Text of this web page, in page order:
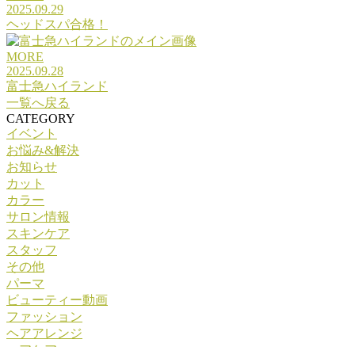
2025.09.29
ヘッドスパ合格！
MORE
2025.09.28
富士急ハイランド
一覧へ戻る
CATEGORY
イベント
お悩み&解決
お知らせ
カット
カラー
サロン情報
スキンケア
スタッフ
その他
パーマ
ビューティー動画
ファッション
ヘアアレンジ